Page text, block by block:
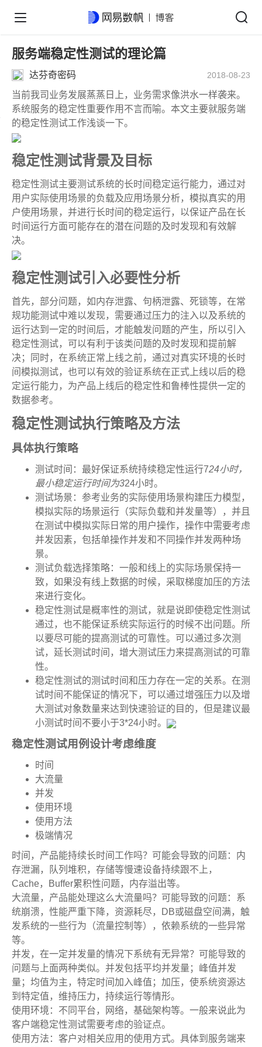
服务端稳定性测试的理论篇
达芬奇密码 2018-08-23
当前我司业务发展蒸蒸日上，业务需求像洪水一样袭来。
系统服务的稳定性重要作用不言而喻。本文主要就服务端
的稳定性测试工作浅谈一下。
稳定性测试背景及目标
稳定性测试主要测试系统的长时间稳定运行能力，通过对
用户实际使用场景的负载及应用场景分析，模拟真实的用
户使用场景，并进行长时间的稳定运行，以保证产品在长
时间运行方面可能存在的潜在问题的及时发现和有效解
决。
稳定性测试引入必要性分析
首先，部分问题，如内存泄露、句柄泄露、死锁等，在常
规功能测试中难以发现，需要通过压力的注入以及系统的
运行达到一定的时间后，才能触发问题的产生，所以引入
稳定性测试，可以有利于该类问题的及时发现和提前解
决；同时，在系统正常上线之前，通过对真实环境的长时
间模拟测试，也可以有效的验证系统在正式上线以后的稳
定运行能力，为产品上线后的稳定性和鲁棒性提供一定的
数据参考。
稳定性测试执行策略及方法
具体执行策略
测试时间：最好保证系统持续稳定性运行724小时，
最小稳定运行时间为324小时。
测试场景：参考业务的实际使用场景构建压力模型，
模拟实际的场景运行（实际负载和并发量等），并且
在测试中模拟实际日常的用户操作，操作中需要考虑
并发因素，包括单操作并发和不同操作并发两种场
景。
测试负载选择策略：一般和线上的实际场景保持一
致，如果没有线上数据的时候，采取梯度加压的方法
来进行变化。
稳定性测试是概率性的测试，就是说即使稳定性测试
通过，也不能保证系统实际运行的时候不出问题。所
以要尽可能的提高测试的可靠性。可以通过多次测
试，延长测试时间，增大测试压力来提高测试的可靠
性。
稳定性测试的测试时间和压力存在一定的关系。在测
试时间不能保证的情况下，可以通过增强压力以及增
大测试对象数量来达到快速验证的目的，但是建议最
小测试时间不要小于3*24小时。
稳定性测试用例设计考虑维度
时间
大流量
并发
使用环境
使用方法
极端情况
时间，产品能持续长时间工作吗？可能会导致的问题：内
存泄漏，队列堆积，存储等慢速设备持续跟不上，
Cache，Buffer累积性问题，内存溢出等。
大流量，产品能处理这么大流量吗？可能导致的问题：系
统崩溃，性能严重下降，资源耗尽，DB或磁盘空间满，触
发系统的一些行为（流量控制等），依赖系统的一些异常
等。
并发，在一定并发量的情况下系统有无异常？可能导致的
问题与上面两种类似。并发包括平均并发量；峰值并发
量；均值为主，特定时间加入峰值；加压，使系统资源达
到特定值，维持压力，持续运行等情形。
使用环境：不同平台，网络，基础架构等。一般来说此为
客户端稳定性测试需要考虑的验证点。
使用方法：客户对相关应用的使用方式。具体到服务端来